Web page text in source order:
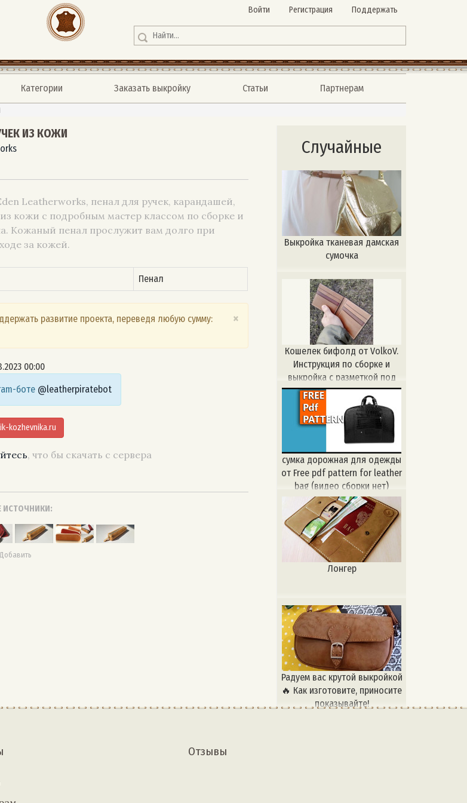
Войти Регистрация Поддержать
Категории Заказать выкройку Статьи
Партнерам
ИЗ КОЖИ
Leatherworks, пенал для ручек, карандашей,
кожи с подробным мастер классом по сборке и
Кожаный пенал прослужит вам долго при
за кожей.
Пенал
×
развитие проекта, переведя любую сумму:
00:00
боте @leatherpiratebot
kozhevnika.ru
, что бы скачать с сервера
ИСТОЧНИКИ:
Случайные
Выкройка тканевая дамская
сумочка
Кошелек бифолд от VolkoV.
Инструкция по сборке и
выкройка с разметкой под
разные пробойники:
сумка дорожная для одежды
от Free pdf pattern for leather
bag (видео сборки нет)
https://www.youtube.com/watch?
v=LNJgFSBT86E
Лонгер
Радуем вас крутой выкройкой
🔥 Как изготовите, приносите
показывайте!
Отзывы